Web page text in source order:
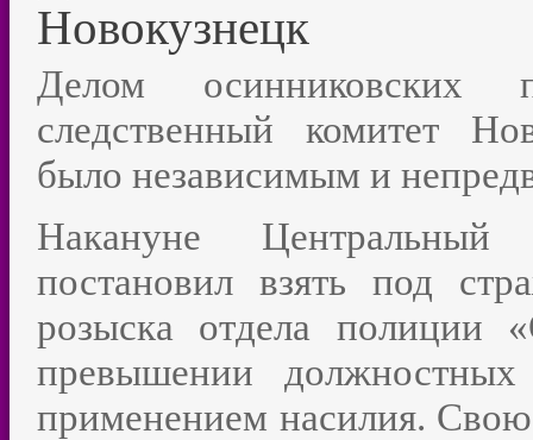
Новокузнецк
Делом осинниковских
следственный комитет
было независимым и
Накануне
постановил взять под
розыска отдела полиции
превышении
применением насилия.